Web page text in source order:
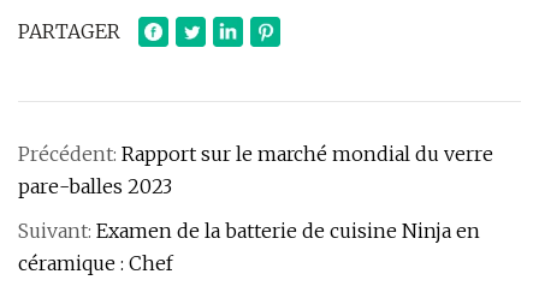
PARTAGER
Précédent: Rapport sur le marché mondial du verre
pare-balles 2023
Suivant: Examen de la batterie de cuisine Ninja en
céramique : Chef